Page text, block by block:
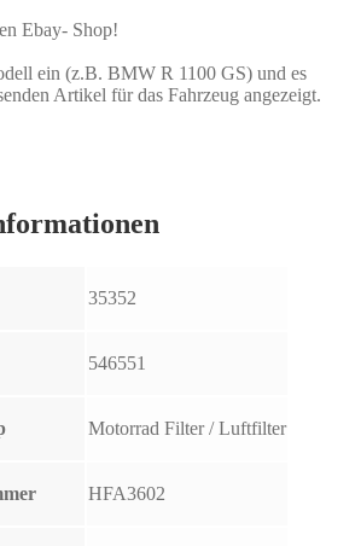
Ebay- Shop!
ein (z.B. BMW R 1100 GS) und es
Artikel für das Fahrzeug angezeigt.
35352
546551
Motorrad Filter / Luftfilter
HFA3602